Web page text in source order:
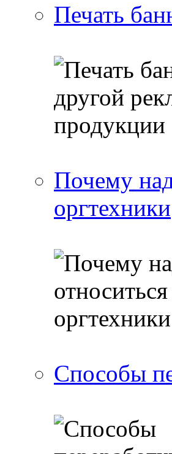
Печать
Почему
оргтехники
Способы